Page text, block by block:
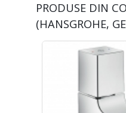
PRODUSE DIN
(HANSGROHE,